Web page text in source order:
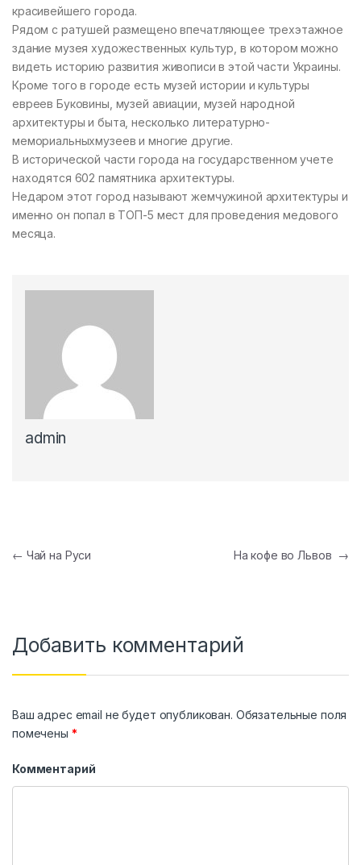
красивейшего города.
Рядом с ратушей размещено впечатляющее трехэтажное
здание музея художественных культур, в котором можно
видеть историю развития живописи в этой части Украины.
Кроме того в городе есть музей истории и культуры
евреев Буковины, музей авиации, музей народной
архитектуры и быта, несколько литературно-
мемориальныхмузеев и многие другие.
В исторической части города на государственном учете
находятся 602 памятника архитектуры.
Недаром этот город называют жемчужиной архитектуры и
именно он попал в ТОП-5 мест для проведения медового
месяца.
admin
Навигация по записям
← Чай на Руси На кофе во Львов →
Добавить комментарий
Ваш адрес email не будет опубликован. Обязательные поля
помечены *
Комментарий